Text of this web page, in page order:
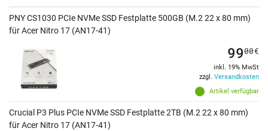
PNY CS1030 PCIe NVMe SSD Festplatte 500GB (M.2 22 x 80 mm)
für Acer Nitro 17 (AN17-41)
Artikel verfügbar
9900€
inkl. 19% MwSt
zzgl. Versandkosten
Crucial P3 Plus PCIe NVMe SSD Festplatte 2TB (M.2 22 x 80 mm)
für Acer Nitro 17 (AN17-41)